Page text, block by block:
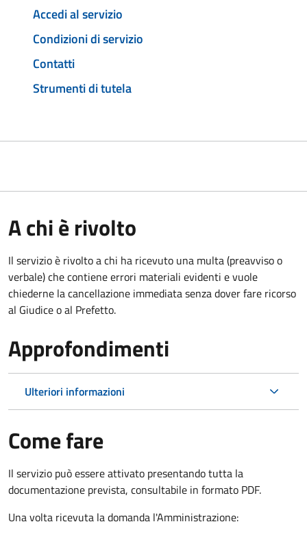
Accedi al servizio
Condizioni di servizio
Contatti
Strumenti di tutela
A chi è rivolto
Il servizio è rivolto a chi ha ricevuto una multa (preavviso o
verbale) che contiene errori materiali evidenti e vuole
chiederne la cancellazione immediata senza dover fare ricorso
al Giudice o al Prefetto.
Approfondimenti
Ulteriori informazioni
Come fare
Il servizio può essere attivato presentando tutta la
documentazione prevista, consultabile in formato PDF.
Una volta ricevuta la domanda l'Amministrazione: